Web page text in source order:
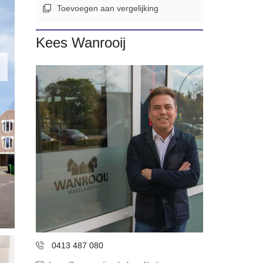
Toevoegen aan vergelijking
Kees Wanrooij
0413 487 080